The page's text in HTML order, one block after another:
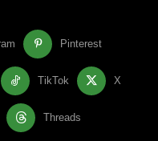
Pinterest
TikTok X
Threads